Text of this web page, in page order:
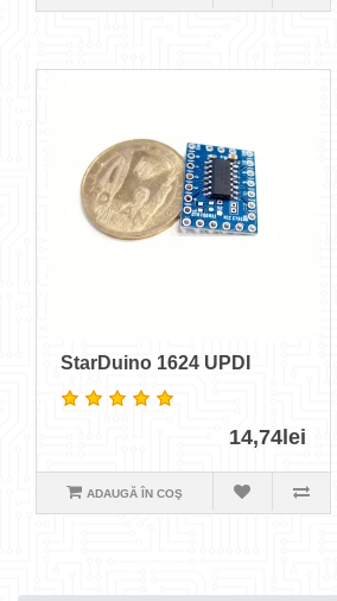
StarDuino 1624 UPDI
14,74lei
ADAUGĂ ÎN COŞ